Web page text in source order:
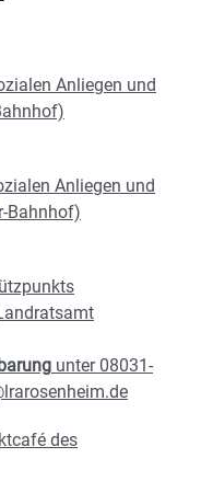
Anliegen und
Anliegen und
Bahnhof)
unter 08031-
des